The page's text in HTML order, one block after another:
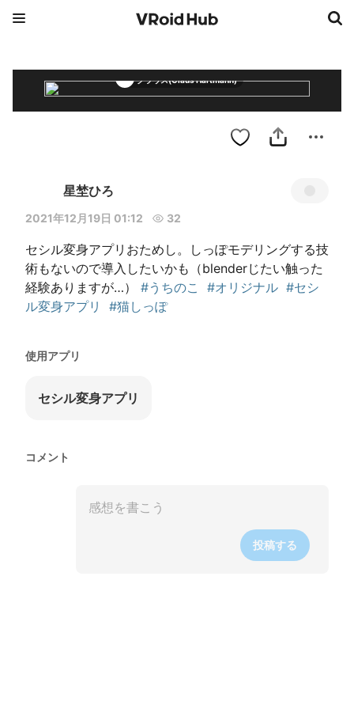
クラウス(Claus Hartmann)
星埜ひろ
2021年12月19日 01:12 32
セシル変身アプリおためし。しっぽモデリングする技
術もないので導入したいかも（blenderじたい触った
経験ありますが…） #うちのこ #オリジナル #セシ
ル変身アプリ
#猫しっぽ
使用アプリ
セシル変身アプリ
コメント
投稿する